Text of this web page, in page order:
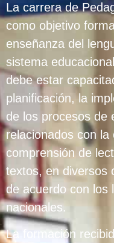
La carrera de
como objetivo
enseñanza del
sistema
debe estar
planificación, la
de los procesos de
relacionados con
comprensión de
textos, en diversos
de acuerdo con los
nacionales.
La formación